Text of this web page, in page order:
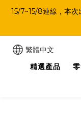
15/7~15/8連線，本
繁體中文
精選產品